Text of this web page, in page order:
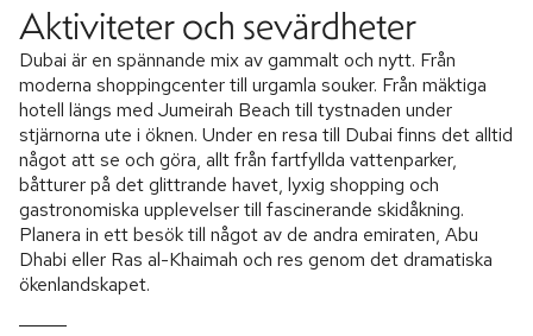
Aktiviteter och sevärdheter
Dubai är en spännande mix av gammalt och nytt. Från
moderna shoppingcenter till urgamla souker. Från mäktiga
hotell längs med Jumeirah Beach till tystnaden under
stjärnorna ute i öknen. Under en resa till Dubai finns det alltid
något att se och göra, allt från fartfyllda vattenparker,
båtturer på det glittrande havet, lyxig shopping och
gastronomiska upplevelser till fascinerande skidåkning.
Planera in ett besök till något av de andra emiraten, Abu
Dhabi eller Ras al-Khaimah och res genom det dramatiska
ökenlandskapet.